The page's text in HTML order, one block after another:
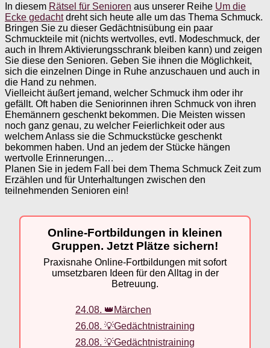
In diesem Rätsel für Senioren aus unserer Reihe Um die
Ecke gedachtdreht sich heute alle um das Thema Schmuck.
Bringen Sie zu dieser Gedächtnisübung ein paar
Schmuckteile mit (nichts wertvolles, evtl. Modeschmuck, der
auch in Ihrem Aktivierungsschrank bleiben kann) und zeigen
Sie diese den Senioren. Geben Sie ihnen die Möglichkeit,
sich die einzelnen Dinge in Ruhe anzuschauen und auch in
die Hand zu nehmen.
Vielleicht äußert jemand, welcher Schmuck ihm oder ihr
gefällt. Oft haben die Seniorinnen ihren Schmuck von ihren
Ehemännern geschenkt bekommen. Die Meisten wissen
noch ganz genau, zu welcher Feierlichkeit oder aus
welchem Anlass sie die Schmuckstücke geschenkt
bekommen haben. Und an jedem der Stücke hängen
wertvolle Erinnerungen…
Planen Sie in jedem Fall bei dem Thema Schmuck Zeit zum
Erzählen und für Unterhaltungen zwischen den
teilnehmenden Senioren ein!
Online-Fortbildungen in kleinen
Gruppen. Jetzt Plätze sichern!
Praxisnahe Online-Fortbildungen mit sofort
umsetzbaren Ideen für den Alltag in der
Betreuung.
24.08. 👑Märchen
26.08. 💡Gedächtnistraining
28.08. 💡Gedächtnistraining